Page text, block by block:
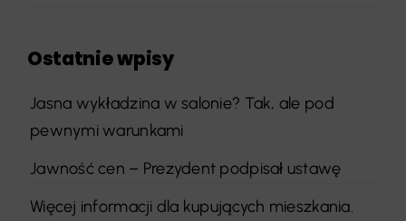
Ostatnie wpisy
Jasna wykładzina w salonie? Tak, ale pod
pewnymi warunkami
Jawność cen – Prezydent podpisał ustawę
Więcej informacji dla kupujących mieszkania.